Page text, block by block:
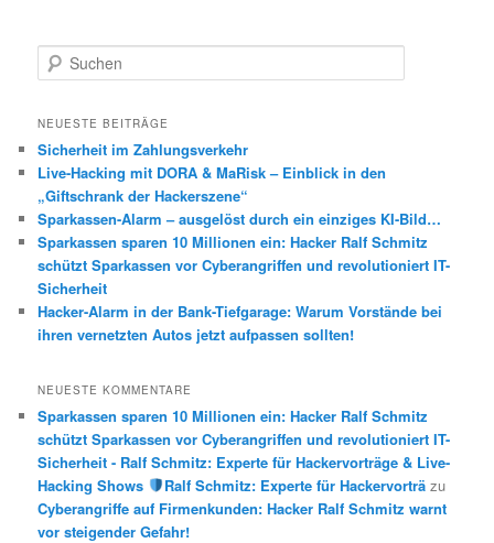
u
h
n
NEUESTE BEITRÄGE
Sicherheit im Zahlungsverkehr
Live-Hacking mit DORA & MaRisk – Einblick in den
„Giftschrank der Hackerszene“
Sparkassen-Alarm – ausgelöst durch ein einziges KI-Bild…
Sparkassen sparen 10 Millionen ein: Hacker Ralf Schmitz
schützt Sparkassen vor Cyberangriffen und revolutioniert IT-
Sicherheit
Hacker-Alarm in der Bank-Tiefgarage: Warum Vorstände bei
ihren vernetzten Autos jetzt aufpassen sollten!
NEUESTE KOMMENTARE
Sparkassen sparen 10 Millionen ein: Hacker Ralf Schmitz
schützt Sparkassen vor Cyberangriffen und revolutioniert IT-
Sicherheit - Ralf Schmitz: Experte für Hackervorträge & Live-
Hacking Shows
Ralf Schmitz: Experte für Hackervorträzu
Cyberangriffe auf Firmenkunden: Hacker Ralf Schmitz warnt
vor steigender Gefahr!